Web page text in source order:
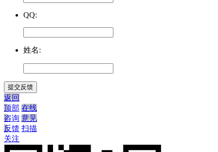
QQ:
姓名:
返回
顶部 在线
咨询 意见
反馈 扫描
关注